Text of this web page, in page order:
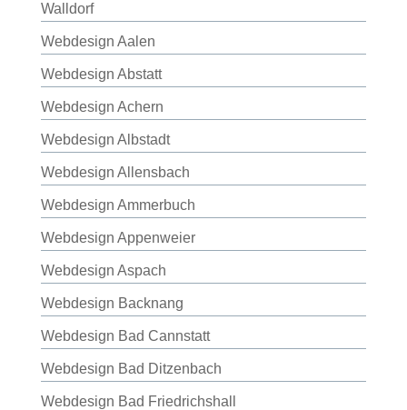
Walldorf
Webdesign Aalen
Webdesign Abstatt
Webdesign Achern
Webdesign Albstadt
Webdesign Allensbach
Webdesign Ammerbuch
Webdesign Appenweier
Webdesign Aspach
Webdesign Backnang
Webdesign Bad Cannstatt
Webdesign Bad Ditzenbach
Webdesign Bad Friedrichshall